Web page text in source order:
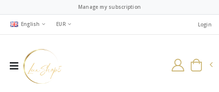
Manage my subscription
English EUR Login